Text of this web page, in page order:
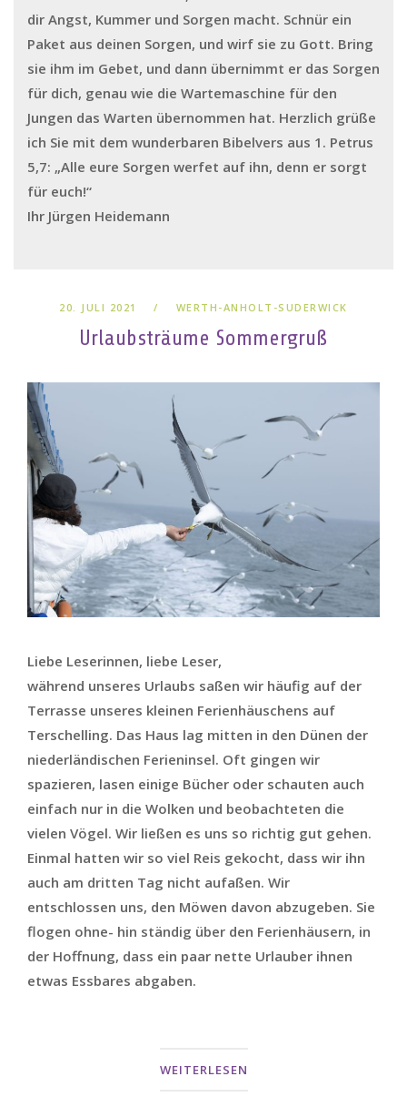
dir Angst, Kummer und Sorgen macht. Schnür ein
Paket aus deinen Sorgen, und wirf sie zu Gott. Bring
sie ihm im Gebet, und dann übernimmt er das Sorgen
für dich, genau wie die Wartemaschine für den
Jungen das Warten übernommen hat. Herzlich grüße
ich Sie mit dem wunderbaren Bibelvers aus 1. Petrus
5,7: „Alle eure Sorgen werfet auf ihn, denn er sorgt
für euch!“
Ihr Jürgen Heidemann
20. JULI 2021 WERTH-ANHOLT-SUDERWICK
Urlaubsträume Sommergruß
Liebe Leserinnen, liebe Leser,
während unseres Urlaubs saßen wir häufig auf der
Terrasse unseres kleinen Ferienhäuschens auf
Terschelling. Das Haus lag mitten in den Dünen der
niederländischen Ferieninsel. Oft gingen wir
spazieren, lasen einige Bücher oder schauten auch
einfach nur in die Wolken und beobachteten die
vielen Vögel. Wir ließen es uns so richtig gut gehen.
Einmal hatten wir so viel Reis gekocht, dass wir ihn
auch am dritten Tag nicht aufaßen. Wir
entschlossen uns, den Möwen davon abzugeben. Sie
flogen ohne- hin ständig über den Ferienhäusern, in
der Hoffnung, dass ein paar nette Urlauber ihnen
etwas Essbares abgaben.
WEITERLESEN